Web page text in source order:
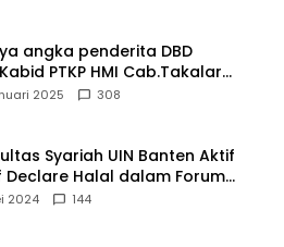
angka penderita DBD
PTKP HMI Cab.Takalar
2025 308
Syariah UIN Banten Aktif
Declare Halal dalam Forum
MUI
2024 144